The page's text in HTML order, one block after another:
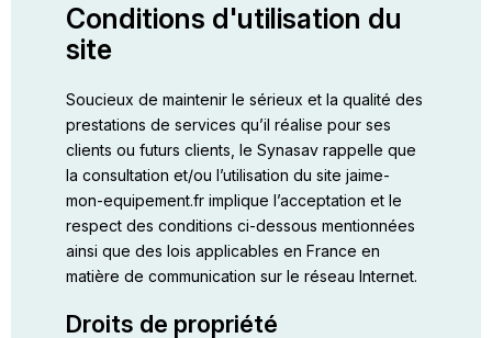
Conditions d'utilisation du
site
Soucieux de maintenir le sérieux et la qualité des
prestations de services qu’il réalise pour ses
clients ou futurs clients, le Synasav rappelle que
la consultation et/ou l’utilisation du site jaime-
mon-equipement.fr implique l’acceptation et le
respect des conditions ci-dessous mentionnées
ainsi que des lois applicables en France en
matière de communication sur le réseau Internet.
Droits de propriété